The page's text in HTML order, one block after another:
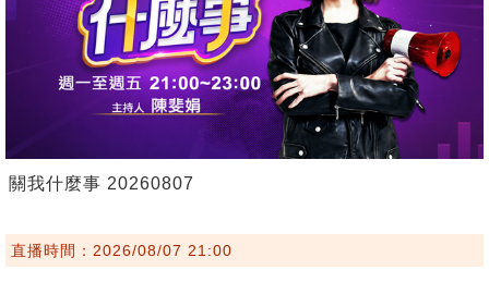
關我什麼事 20260807
直播時間：2026/08/07 21:00